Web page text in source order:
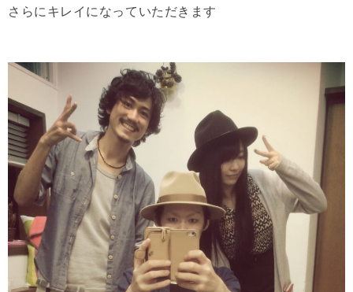
さらにキレイになっていただきます